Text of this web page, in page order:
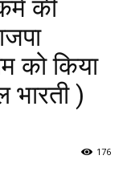
की
को किया
भारती )
176